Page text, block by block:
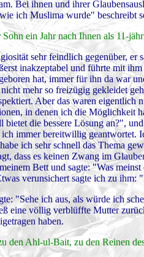
Bei ihnen und ihrer
ich Muslima wurde" beschreibt
ein Jahr nach Ihnen als 11-
sehr feindlich gegenüber, er
inakzeptabel und führte mit
hat, immer für ihn da war
mehr so freizügig gekleidet
Aber das waren
in denen ich die Möglichkeit
die bessere Lösung an?",
immer bereitwillig
ich sehr schnell das Thema
dass es keinen Zwang im
Bett und sagte: "Was
verunsichert sagte ich zu ihm:
"Sehe ich aus, als würde ich
eine völlig verblüffte Mutter
haben.
Ahl-ul-Bait, zu den Reinen